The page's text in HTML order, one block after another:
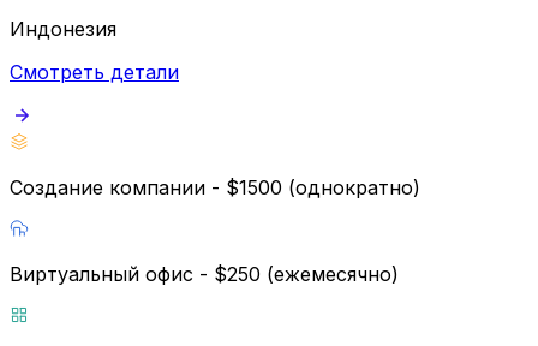
Индонезия
Смотреть детали
Создание компании - $1500 (однократно)
Виртуальный офис - $250 (ежемесячно)